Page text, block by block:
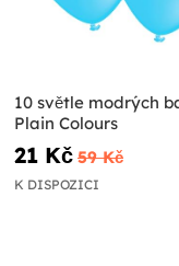
10 světle modrých
Plain Colours
21 Kč 59 Kč
K DISPOZICI